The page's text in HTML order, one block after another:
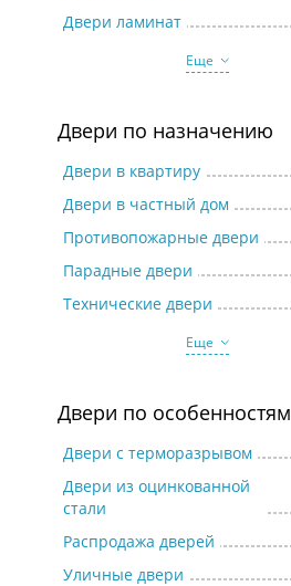
Двери ламинат
Еще
Двери по назначению
Двери в квартиру
Двери в частный дом
Противопожарные двери
Парадные двери
Технические двери
Еще
Двери по особенностям
Двери с терморазрывом
Двери из оцинкованной
стали
Распродажа дверей
Уличные двери